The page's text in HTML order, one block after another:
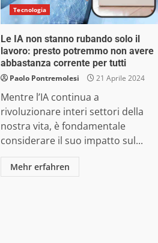
Tecnologia
Le IA non stanno rubando solo il
lavoro: presto potremmo non avere
abbastanza corrente per tutti
Paolo Pontremolesi 21 Aprile 2024
Mentre l’IA continua a
rivoluzionare interi settori della
nostra vita, è fondamentale
considerare il suo impatto sul...
Mehr erfahren